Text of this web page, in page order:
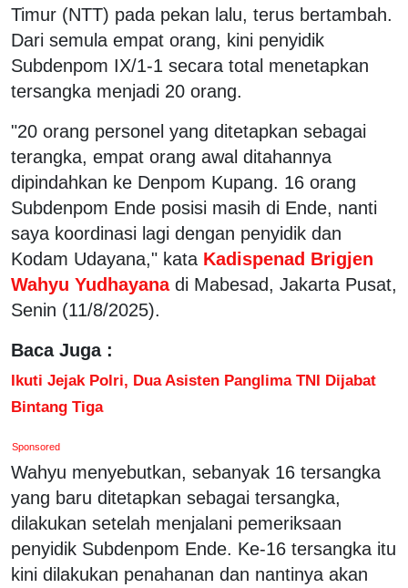
Timur (NTT) pada pekan lalu, terus bertambah.
Dari semula empat orang, kini penyidik
Subdenpom IX/1-1 secara total menetapkan
tersangka menjadi 20 orang.
"20 orang personel yang ditetapkan sebagai
terangka, empat orang awal ditahannya
dipindahkan ke Denpom Kupang. 16 orang
Subdenpom Ende posisi masih di Ende, nanti
saya koordinasi lagi dengan penyidik dan
Kodam Udayana," kata Kadispenad Brigjen
Wahyu Yudhayana di Mabesad, Jakarta Pusat,
Senin (11/8/2025).
Baca Juga :
Ikuti Jejak Polri, Dua Asisten Panglima TNI Dijabat
Bintang Tiga
Sponsored
Wahyu menyebutkan, sebanyak 16 tersangka
yang baru ditetapkan sebagai tersangka,
dilakukan setelah menjalani pemeriksaan
penyidik Subdenpom Ende. Ke-16 tersangka itu
kini dilakukan penahanan dan nantinya akan